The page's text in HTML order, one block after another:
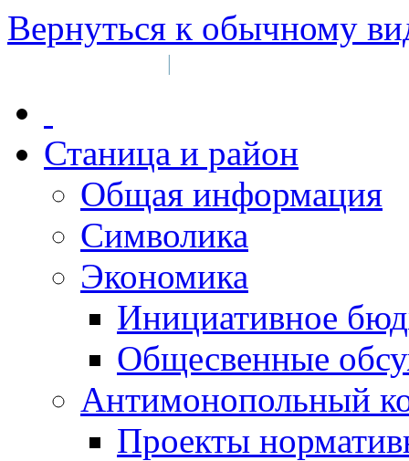
Вернуться к обычному
|
Станица и район
Общая информация
Символика
Экономика
Инициативное
Общесвенные
Антимонопольный
Проекты